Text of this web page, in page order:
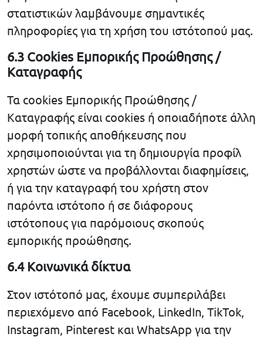
στατιστικών λαμβάνουμε σημαντικές
πληροφορίες για τη χρήση του ιστότοπού μας.
6.3 Cookies Εμπορικής Προώθησης /
Καταγραφής
Τα cookies Εμπορικής Προώθησης /
Καταγραφής είναι cookies ή οποιαδήποτε άλλη
μορφή τοπικής αποθήκευσης που
χρησιμοποιούνται για τη δημιουργία προφίλ
χρηστών ώστε να προβάλλονται διαφημίσεις,
ή για την καταγραφή του χρήστη στον
παρόντα ιστότοπο ή σε διάφορους
ιστότοπους για παρόμοιους σκοπούς
εμπορικής προώθησης.
6.4 Κοινωνικά δίκτυα
Στον ιστότοπό μας, έχουμε συμπεριλάβει
περιεχόμενο από Facebook, LinkedIn, TikTok,
Instagram, Pinterest και WhatsApp για την